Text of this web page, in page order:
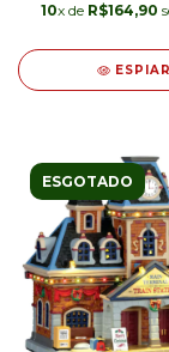
10x de R$164,90
ESPIAR
ESGOTADO